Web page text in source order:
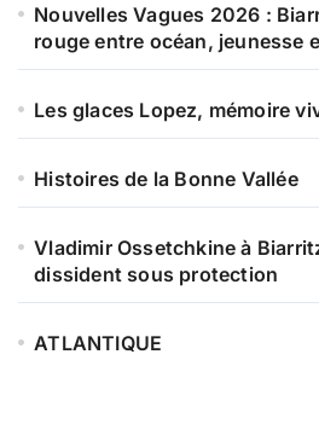
Nouvelles Vagues 2026 :
rouge entre océan, jeunesse
Les glaces Lopez, mémoire
Histoires de la Bonne Vallée
Vladimir Ossetchkine à
dissident sous protection
ATLANTIQUE